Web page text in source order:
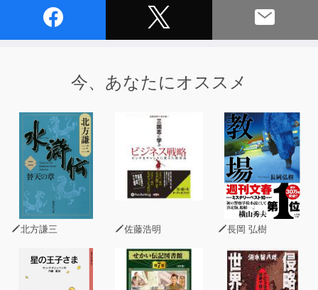
しかし、このような問いを投げかけ、自分自身を知ること
本作品では、世界でたった2人のシッダーマスターとなっ
本当の自分の見つけ方、そして人生を幸せにするいちばん
シンプルな方法をお教えします。
幸せになるということは、人生の目的をしるということ。
あなたの人生の目的は何ですか？
心、感情に振り回されない人生の作り方、
タの優しく深い言葉の数々を、
オーディオブックでお楽しみください。
今、あなたにオススメ
北方謙三 佐藤浩明 長岡 弘樹